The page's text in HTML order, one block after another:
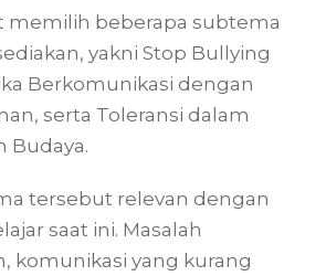
memilih beberapa subtema
yakni Stop Bullying
Berkomunikasi dengan
serta Toleransi dalam
Budaya.
tersebut relevan dengan
saat ini. Masalah
komunikasi yang kurang